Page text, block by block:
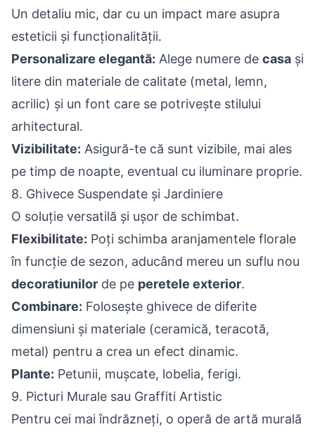
Un detaliu mic, dar cu un impact mare asupra
esteticii și funcționalității.
Personalizare elegantă: Alege numere de casa și
litere din materiale de calitate (metal, lemn,
acrilic) și un font care se potrivește stilului
arhitectural.
Vizibilitate: Asigură-te că sunt vizibile, mai ales
pe timp de noapte, eventual cu iluminare proprie.
8. Ghivece Suspendate și Jardiniere
O soluție versatilă și ușor de schimbat.
Flexibilitate: Poți schimba aranjamentele florale
în funcție de sezon, aducând mereu un suflu nou
decoratiunilor de pe peretele exterior.
Combinare: Folosește ghivece de diferite
dimensiuni și materiale (ceramică, teracotă,
metal) pentru a crea un efect dinamic.
Plante: Petunii, mușcate, lobelia, ferigi.
9. Picturi Murale sau Graffiti Artistic
Pentru cei mai îndrăzneți, o operă de artă murală